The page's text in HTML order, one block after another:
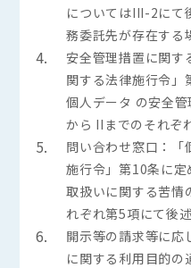
についてはIII-2にて
務委託先が存在する
4.
安全管理措置に関す
関する法律施行令」
個人データ の安全
から IIまでのそれぞ
5.
問い合わせ窓口：「
施行令」第10条に
取扱いに関する苦情
れぞれ第5項にて後述
6.
開示等の請求等に応
に関する利用目的